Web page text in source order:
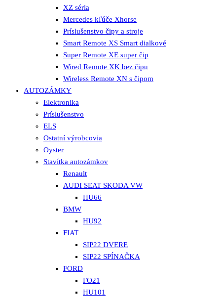
XZ séria
Mercedes kľúče Xhorse
Príslušenstvo čipy a stroje
Smart Remote XS Smart dialkové
Super Remote XE super čip
Wired Remote XK bez čipu
Wireless Remote XN s čipom
AUTOZÁMKY
Elektronika
Príslušenstvo
ELS
Ostatní výrobcovia
Oyster
Stavítka autozámkov
Renault
AUDI SEAT SKODA VW
HU66
BMW
HU92
FIAT
SIP22 DVERE
SIP22 SPÍNAČKA
FORD
FO21
HU101